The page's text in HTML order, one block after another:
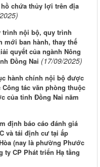
chứa thủy lợi trên địa
trình nội bộ, quy trình
mới ban hành, thay thế
quyết của ngành Nông
Đồng Nai (17/09/2025)
hành chính nội bộ được
tác văn phòng thuộc
của tỉnh Đồng Nai năm
định báo cáo đánh giá
và tái định cư tại ấp
(nay là phường Phước
ty CP Phát triển Hạ tầng